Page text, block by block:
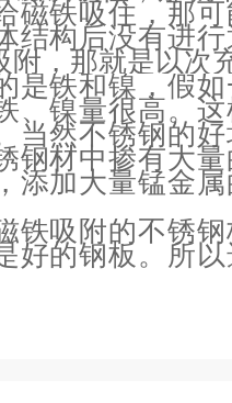
磁铁吸住，那
结构后没有进
附，那就是以次
是铁和镍，假
、镍量很高。
当然不锈钢的
钢材中掺有大
添加大量锰金
铁吸附的不锈
好的钢板。所